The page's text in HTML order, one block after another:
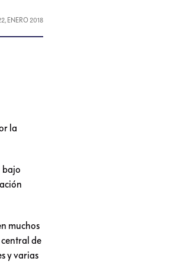
ENERO 2018
la
bajo
muchos
de
y varias